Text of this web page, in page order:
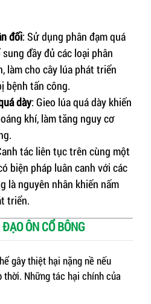
đối: Sử dụng phân đạm quá
đầy đủ các loại phân
làm cho cây lúa phát triển
bệnh tấn công.
dày: Gieo lúa quá dày khiến
khí, làm tăng nguy cơ
tác liên tục trên cùng một
biện pháp luân canh với các
là nguyên nhân khiến nấm
triển.
ÔN CỔ BÔNG
gây thiệt hại nặng nề nếu
Những tác hại chính của